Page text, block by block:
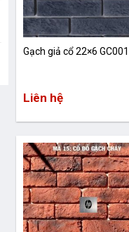
Gạch giả cổ 22×6 GC001
Liên hệ